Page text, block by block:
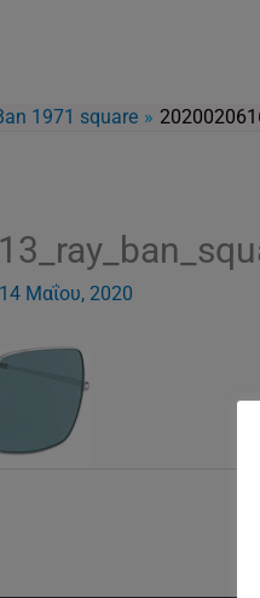
1971 square
14 Μαΐου, 2020